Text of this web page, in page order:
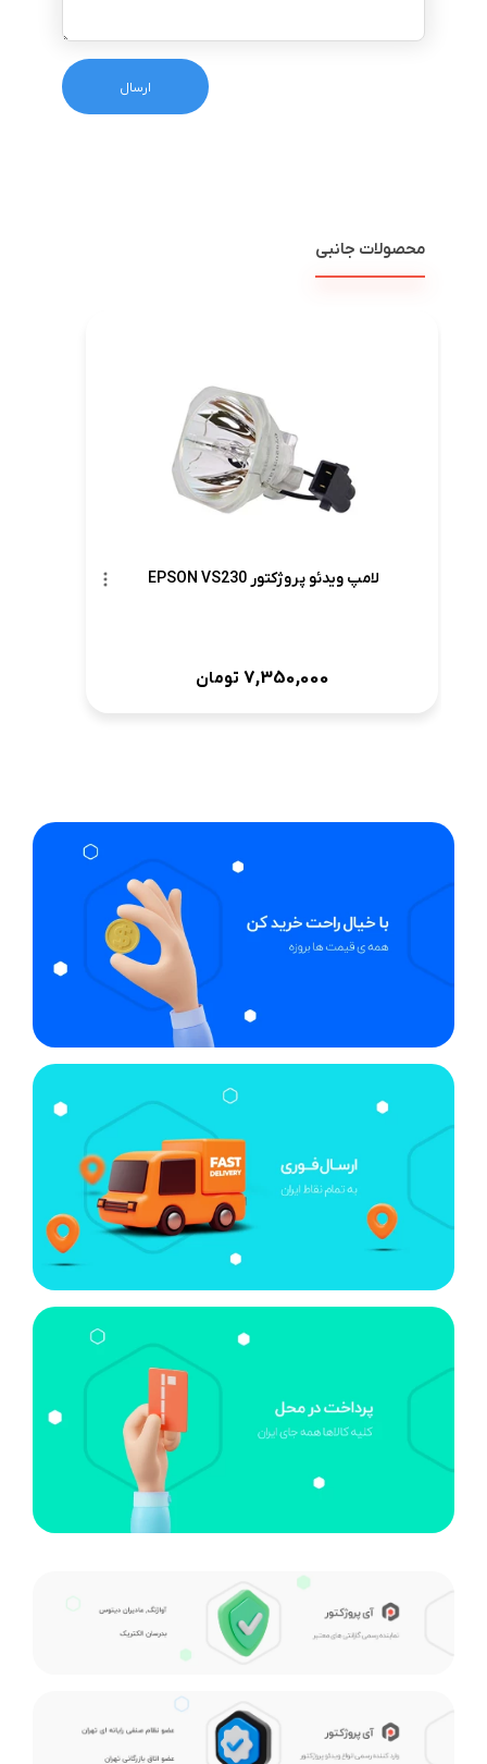
محصولات جانبی
لامپ ویدئو پروژکتور EPSON VS230
7,350,000 تومان